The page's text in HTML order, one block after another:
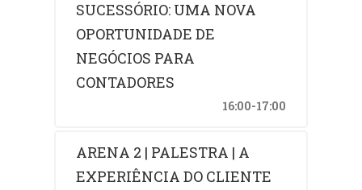
SUCESSÓRIO: UMA NOVA
OPORTUNIDADE DE
NEGÓCIOS PARA
CONTADORES
16:00-17:00
ARENA 2 | PALESTRA | A
EXPERIÊNCIA DO CLIENTE